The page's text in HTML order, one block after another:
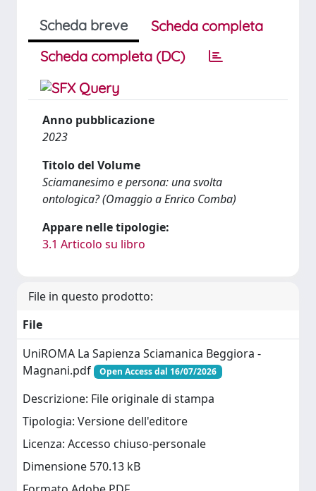
Scheda breve
Scheda completa
Scheda completa (DC)
Anno pubblicazione
2023
Titolo del Volume
Sciamanesimo e persona: una svolta
ontologica? (Omaggio a Enrico Comba)
Appare nelle tipologie:
3.1 Articolo su libro
File in questo prodotto:
File
UniROMA La Sapienza Sciamanica Beggiora -
Magnani.pdf
Open Access dal 16/07/2026
Descrizione: File originale di stampa
Tipologia: Versione dell'editore
Licenza: Accesso chiuso-personale
Dimensione 570.13 kB